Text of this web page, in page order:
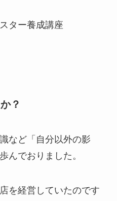
ター養成講座
？
など「自分以外の影
んでおりました。
を経営していたのです